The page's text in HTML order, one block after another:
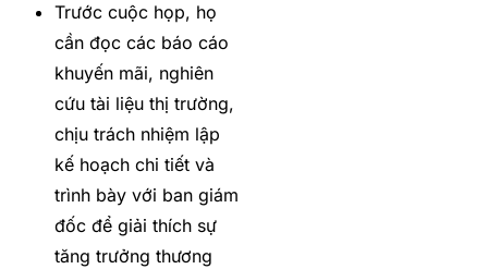
Trước cuộc họp, họ
cần đọc các báo cáo
khuyến mãi, nghiên
cứu tài liệu thị trường,
chịu trách nhiệm lập
kế hoạch chi tiết và
trình bày với ban giám
đốc để giải thích sự
tăng trưởng thương